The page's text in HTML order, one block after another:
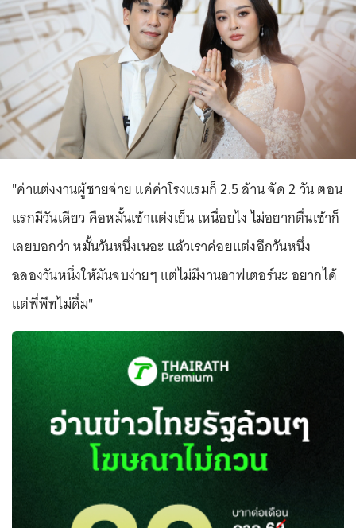
"ค่าแต่งงานผู้ชายจ่าย แค่ค่าโรงแรมก็ 2.5 ล้าน จัด 2 วัน ตอน
แรกมีวันเดียว คือหมั้นเช้าแต่งเย็น เหนื่อยไง ไม่อยากตื่นเช้าก็
เลยบอกว่า หมั้นวันหนึ่งเนอะ แล้วเราค่อยแต่งอีกวันหนึ่ง
ฉลองวันหนึ่งให้มันจบง่ายๆ แต่ไม่มีงานอาฟเตอร์นะ อยากได้
แต่พี่พีทไม่ดื่ม"